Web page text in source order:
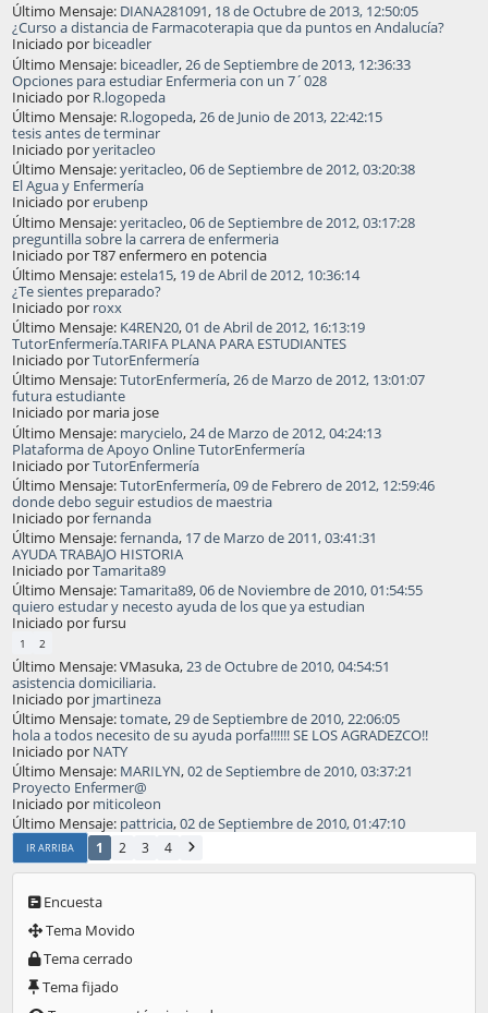
Último Mensaje: DIANA281091, 18 de Octubre de 2013, 12:50:05
¿Curso a distancia de Farmacoterapia que da puntos en Andalucía?
Iniciado por biceadler
Último Mensaje: biceadler,26 de Septiembre de 2013, 12:36:33
Opciones para estudiar Enfermeria con un 7´028
Iniciado por R.logopeda
Último Mensaje: R.logopeda,26 de Junio de 2013, 22:42:15
tesis antes de terminar
Iniciado poryeritacleo
Último Mensaje:yeritacleo,06 de Septiembre de 2012, 03:20:38
El Agua y Enfermería
Iniciado porerubenp
Último Mensaje:yeritacleo,06 de Septiembre de 2012, 03:17:28
preguntilla sobre la carrera de enfermeria
Iniciado por T87 enfermero en potencia
Último Mensaje:estela15, 19 de Abril de 2012, 10:36:14
¿Te sientes preparado?
Iniciado por roxx
Último Mensaje: K4REN20,01 de Abril de 2012, 16:13:19
TutorEnfermería.TARIFA PLANA PARA ESTUDIANTES
Iniciado porTutorEnfermería
Último Mensaje:TutorEnfermería,26 de Marzo de 2012, 13:01:07
futura estudiante
Iniciado por maria jose
Último Mensaje: marycielo, 24 de Marzo de 2012, 04:24:13
Plataforma de Apoyo Online TutorEnfermería
Iniciado porTutorEnfermería
Último Mensaje:TutorEnfermería,09 de Febrero de 2012, 12:59:46
donde debo seguir estudios de maestria
Iniciado porfernanda
Último Mensaje:fernanda, 17 de Marzo de 2011, 03:41:31
AYUDA TRABAJO HISTORIA
Iniciado porTamarita89
Último Mensaje:Tamarita89,06 de Noviembre de 2010, 01:54:55
quiero estudar y necesto ayuda de los que ya estudian
Iniciado por fursu
1 2
Último Mensaje: VMasuka,23 de Octubre de 2010, 04:54:51
asistencia domiciliaria.
Iniciado por jmartineza
Último Mensaje:tomate,29 de Septiembre de 2010, 22:06:05
hola a todos necesito de su ayuda porfa!!!!!! SE LOS AGRADEZCO!!
Iniciado por NATY
Último Mensaje: MARILYN,02 de Septiembre de 2010, 03:37:21
Proyecto Enfermer@
Iniciado por miticoleon
Último Mensaje: pattricia,02 de Septiembre de 2010, 01:47:10
IR ARRIBA 1 2 3 4
Encuesta
Tema Movido
Tema cerrado
Tema fijado